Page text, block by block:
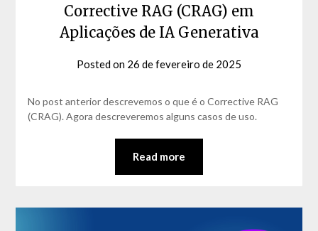
Corrective RAG (CRAG) em
Aplicações de IA Generativa
Posted on 26 de fevereiro de 2025
Matos
No post anterior descrevemos o que é o Corrective RAG
(CRAG). Agora descreveremos alguns casos de uso.
Read more